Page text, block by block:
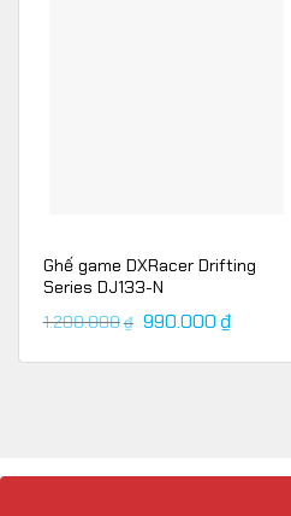
Ghế game DXRacer Drifting
Series DJ133-N
1.200.000₫ 990.000 ₫